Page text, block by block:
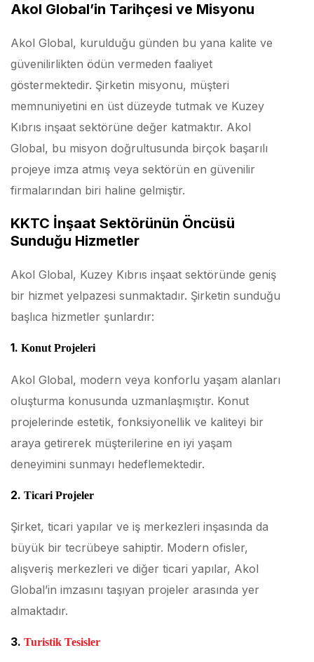
Akol Global’in Tarihçesi ve Misyonu
Akol Global, kurulduğu günden bu yana kalite ve
güvenilirlikten ödün vermeden faaliyet
göstermektedir. Şirketin misyonu, müşteri
memnuniyetini en üst düzeyde tutmak ve Kuzey
Kıbrıs inşaat sektörüne değer katmaktır. Akol
Global, bu misyon doğrultusunda birçok başarılı
projeye imza atmış veya sektörün en güvenilir
firmalarından biri haline gelmiştir.
KKTC İnşaat Sektörünün Öncüsü
Sunduğu Hizmetler
Akol Global, Kuzey Kıbrıs inşaat sektöründe geniş
bir hizmet yelpazesi sunmaktadır. Şirketin sunduğu
başlıca hizmetler şunlardır:
1. Konut Projeleri
Akol Global, modern veya konforlu yaşam alanları
oluşturma konusunda uzmanlaşmıştır. Konut
projelerinde estetik, fonksiyonellik ve kaliteyi bir
araya getirerek müşterilerine en iyi yaşam
deneyimini sunmayı hedeflemektedir.
2. Ticari Projeler
Şirket, ticari yapılar ve iş merkezleri inşasında da
büyük bir tecrübeye sahiptir. Modern ofisler,
alışveriş merkezleri ve diğer ticari yapılar, Akol
Global’in imzasını taşıyan projeler arasında yer
almaktadır.
3. Turistik Tesisler